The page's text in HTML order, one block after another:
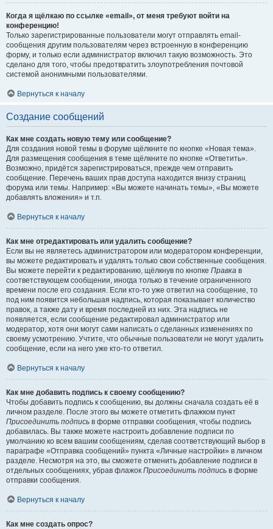
Когда я щёлкаю по ссылке «email», от меня требуют войти на
конференцию!
Только зарегистрированные пользователи могут отправлять email-
сообщения другим пользователям через встроенную в конференцию
форму, и только если администратор включил такую возможность. Это
сделано для того, чтобы предотвратить злоупотребления почтовой
системой анонимными пользователями.
Вернуться к началу
Создание сообщений
Как мне создать новую тему или сообщение?
Для создания новой темы в форуме щёлкните по кнопке «Новая тема».
Для размещения сообщения в теме щёлкните по кнопке «Ответить».
Возможно, придётся зарегистрироваться, прежде чем отправить
сообщение. Перечень ваших прав доступа находится внизу страниц
форума или темы. Например: «Вы можете начинать темы», «Вы можете
добавлять вложения» и т.п.
Вернуться к началу
Как мне отредактировать или удалить сообщение?
Если вы не являетесь администратором или модератором конференции,
вы можете редактировать и удалять только свои собственные сообщения.
Вы можете перейти к редактированию, щёлкнув по кнопке Правка в
соответствующем сообщении, иногда только в течение ограниченного
времени после его создания. Если кто-то уже ответил на сообщение, то
под ним появится небольшая надпись, которая показывает количество
правок, а также дату и время последней из них. Эта надпись не
появляется, если сообщение редактировал администратор или
модератор, хотя они могут сами написать о сделанных изменениях по
своему усмотрению. Учтите, что обычные пользователи не могут удалить
сообщение, если на него уже кто-то ответил.
Вернуться к началу
Как мне добавить подпись к своему сообщению?
Чтобы добавить подпись к сообщению, вы должны сначала создать её в
личном разделе. После этого вы можете отметить флажком пункт
Присоединить подпись в форме отправки сообщения, чтобы подпись
добавилась. Вы также можете настроить добавление подписи по
умолчанию ко всем вашим сообщениям, сделав соответствующий выбор в
параграфе «Отправка сообщений» пункта «Личные настройки» в личном
разделе. Несмотря на это, вы сможете отменить добавление подписи в
отдельных сообщениях, убрав флажок Присоединить подпись в форме
отправки сообщения.
Вернуться к началу
Как мне создать опрос?